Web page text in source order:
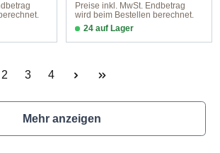
Preise inkl. MwSt. Endbetrag
wird beim Bestellen berechnet.
24 auf Lager
261 goldfinch
Seite
2 Seite
3 Seite
4
Mehr anzeigen